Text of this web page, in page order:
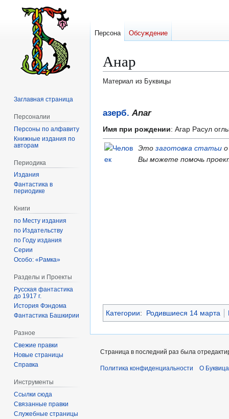
Анар
Материал из Буквицы
кк
азерб. Anar
Имя при рождении: Агар Расул
Это заготовка статьи
Вы можете помочь
Категории: Родившиеся 14 марта
Персона Обсуждение
Заглавная страница
Персоналии
Персоны по алфавиту
Книжные издания по
авторам
Периодика
Издания
Фантастика в
периодике
Книги
по Месту издания
по Издательству
по Году издания
Серии
Особо: «Рамка»
Разделы и Проекты
Русская фантастика
до 1917 г.
История Фэндома
Фантастика Башкирии
Разное
Свежие правки
Новые страницы
Справка
Инструменты
Ссылки сюда
Связанные правки
Служебные страницы
Страница в последний раз была
Политика конфиденциальности О Буквица